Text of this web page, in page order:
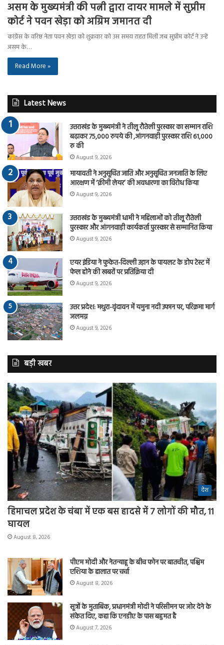
असम के मुख्यमंत्री की पत्नी द्वारा दायर मामले में सुप्रीम
कोर्ट ने पवन खेड़ा को अग्रिम जमानत दी
कांग्रेस के वरिष्ठ नेता पवन खेड़ा को शुक्रवार को उस समय राहत मिली जब सुप्रीम कोर्ट ने उन्हें
असम के…
Read More »
Latest News
उत्तराखंड के मुख्यमंत्री ने तीलू रौतेली पुरस्कार का सम्मान राशि
बढ़ाकर 75,000 रुपये की ,आंगनवाड़ी पुरस्कार राशि 61,000
रु की
August 9, 2026
मायावती ने अनुसूचित जाति और अनुसूचित जनजाति के लिए
आरक्षण में ‘क्रीमी लेयर’ की अवधारणा का विरोध किया
August 9, 2026
उत्तराखंड के मुख्यमंत्री धामी ने महिलाओं को तीलू रौतेली
पुरस्कार और आंगनवाड़ी कार्यकर्ता पुरस्कार से सम्मानित किया
August 9, 2026
एयर इंडिया ने फुकेत-दिल्ली उड़ान के पायलट के डोप टेस्ट में
फेल होने की खबरों पर प्रतिक्रिया दी
August 9, 2026
उत्तर प्रदेश: मथुरा-वृंदावन में यमुना नदी उफान पर, परिक्रमा मार्ग
जलमग्न
August 9, 2026
बड़ी खबर
देश
हिमाचल प्रदेश के चंबा में एक बस हादसे में 7 लोगों की मौत, 11
घायल
August 8, 2026
पीएम मोदी और नेतन्याहू के बीच फोन पर बातचीत, पश्चिम
एशिया के हालात पर चर्चा
August 8, 2026
सूत्रों के मुताबिक, प्रधानमंत्री मोदी ने परिसीमन पर जोर देने के
संकेत दिए, कहा कि एनडीए के पास बहुमत है
August 7, 2026